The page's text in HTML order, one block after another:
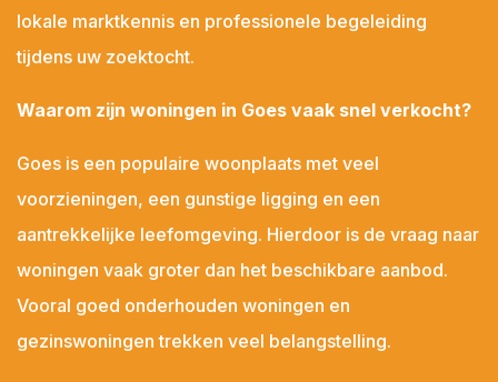
lokale marktkennis en professionele begeleiding
tijdens uw zoektocht.
Waarom zijn woningen in Goes vaak snel verkocht?
Goes is een populaire woonplaats met veel
voorzieningen, een gunstige ligging en een
aantrekkelijke leefomgeving. Hierdoor is de vraag naar
woningen vaak groter dan het beschikbare aanbod.
Vooral goed onderhouden woningen en
gezinswoningen trekken veel belangstelling.